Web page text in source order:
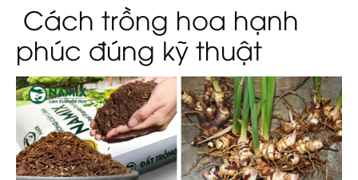
Cách trồng hoa hạnh
phúc đúng kỹ thuật